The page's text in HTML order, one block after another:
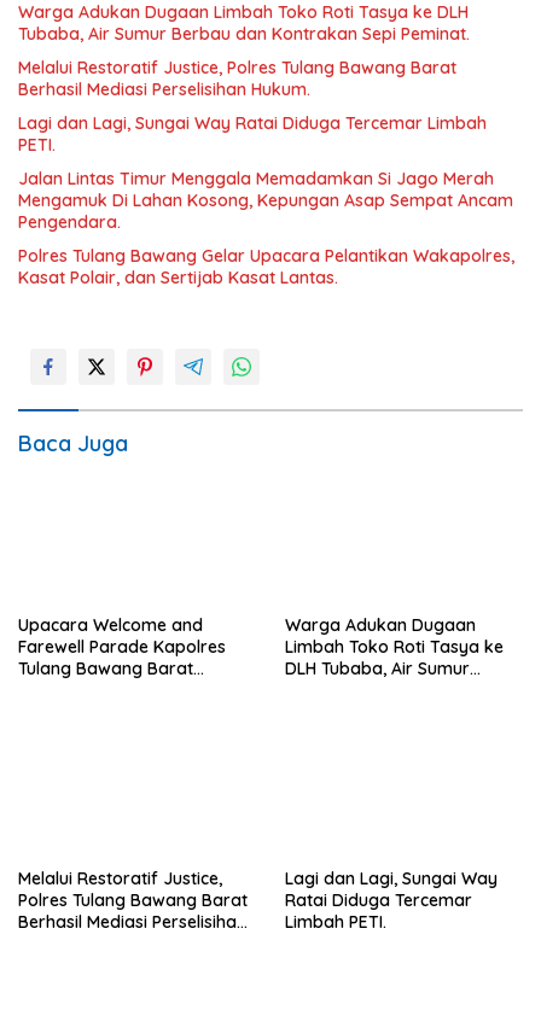
Warga Adukan Dugaan Limbah Toko Roti Tasya ke DLH
Tubaba, Air Sumur Berbau dan Kontrakan Sepi Peminat.
Melalui Restoratif Justice, Polres Tulang Bawang Barat
Berhasil Mediasi Perselisihan Hukum.
Lagi dan Lagi, Sungai Way Ratai Diduga Tercemar Limbah
PETI.
Jalan Lintas Timur Menggala Memadamkan Si Jago Merah
Mengamuk Di Lahan Kosong, Kepungan Asap Sempat Ancam
Pengendara.
Polres Tulang Bawang Gelar Upacara Pelantikan Wakapolres,
Kasat Polair, dan Sertijab Kasat Lantas.
Baca Juga
Upacara Welcome and
Farewell Parade Kapolres
Tulang Bawang Barat
Warga Adukan Dugaan
Limbah Toko Roti Tasya ke
DLH Tubaba, Air Sumur
Melalui Restoratif Justice,
Polres Tulang Bawang Barat
Berhasil Mediasi Perselisihan
Lagi dan Lagi, Sungai Way
Ratai Diduga Tercemar
Limbah PETI.